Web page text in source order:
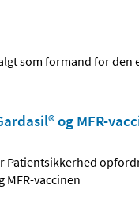
som formand for
og MFR-
Patientsikkerhed
MFR-vaccinen